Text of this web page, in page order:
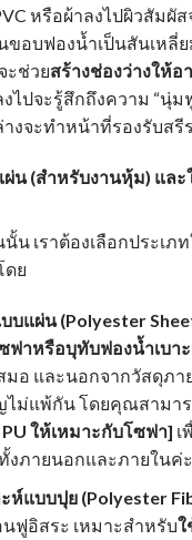
หรือผ้าลงไปผิวสัมผัส
ขอบฟองน้ำเป็นสันเหลี่
ะช่วยสร้างช่องว่างให้อ
งไปจะรู้สึกถึงความ “นุ่ม
งจะทำหน้าที่รองรับสรี
น (สำหรับงานหุ้ม) และ
น เราต้องเลือกประเภ
ดย
บแผ่น (Polyester
ฟาหรือบุทับฟองน้ำเบา
มอ และนอกจากวัสดุภา
ม่แพ้กัน โดยคุณสามา
ให้เหมาะกับโซฟา] เ
ภายนอกและภายในค่ะ
ะห์แบบปุย (Polyester
ฟูอิสระ เหมาะสำหรับใ